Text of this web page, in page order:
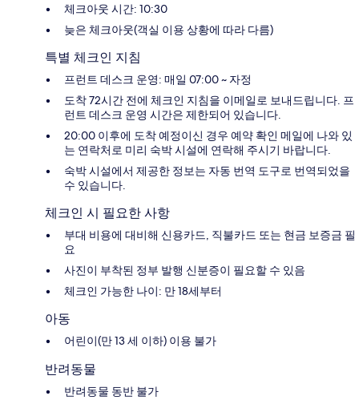
체크아웃 시간: 10:30
늦은 체크아웃(객실 이용 상황에 따라 다름)
특별 체크인 지침
프런트 데스크 운영: 매일 07:00 ~ 자정
도착 72시간 전에 체크인 지침을 이메일로 보내드립니다. 프
런트 데스크 운영 시간은 제한되어 있습니다.
20:00 이후에 도착 예정이신 경우 예약 확인 메일에 나와 있
는 연락처로 미리 숙박 시설에 연락해 주시기 바랍니다.
숙박 시설에서 제공한 정보는 자동 번역 도구로 번역되었을
수 있습니다.
체크인 시 필요한 사항
부대 비용에 대비해 신용카드, 직불카드 또는 현금 보증금 필
요
사진이 부착된 정부 발행 신분증이 필요할 수 있음
체크인 가능한 나이: 만 18세부터
아동
어린이(만 13 세 이하) 이용 불가
반려동물
반려동물 동반 불가